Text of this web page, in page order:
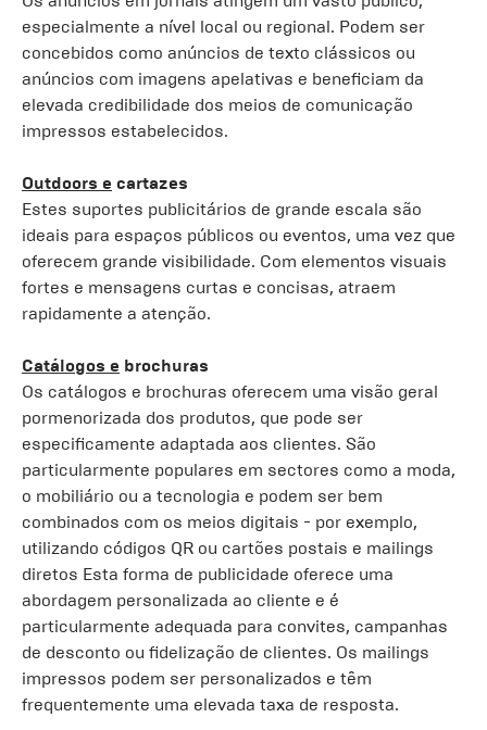
especialmente a nível local ou regional. Podem ser
concebidos como anúncios de texto clássicos ou
anúncios com imagens apelativas e beneficiam da
elevada credibilidade dos meios de comunicação
impressos estabelecidos.
Outdoors e cartazes
Estes suportes publicitários de grande escala são
ideais para espaços públicos ou eventos, uma vez que
oferecem grande visibilidade. Com elementos visuais
fortes e mensagens curtas e concisas, atraem
rapidamente a atenção.
Catálogos e brochuras
Os catálogos e brochuras oferecem uma visão geral
pormenorizada dos produtos, que pode ser
especificamente adaptada aos clientes. São
particularmente populares em sectores como a moda,
o mobiliário ou a tecnologia e podem ser bem
combinados com os meios digitais - por exemplo,
utilizando códigos QR ou cartões postais e mailings
diretos Esta forma de publicidade oferece uma
abordagem personalizada ao cliente e é
particularmente adequada para convites, campanhas
de desconto ou fidelização de clientes. Os mailings
impressos podem ser personalizados e têm
frequentemente uma elevada taxa de resposta.